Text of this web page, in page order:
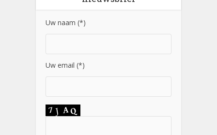
Uw naam (*)
Uw email (*)